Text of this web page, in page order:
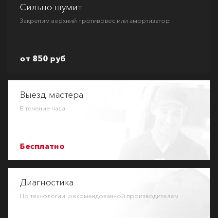
Сильно шумит
Закрепим верхний противовес или амортизатор
от 850 руб
Выезд мастера
В течение часа
Бесплатно
Диагностика
По технологии, рекомендованной производителем